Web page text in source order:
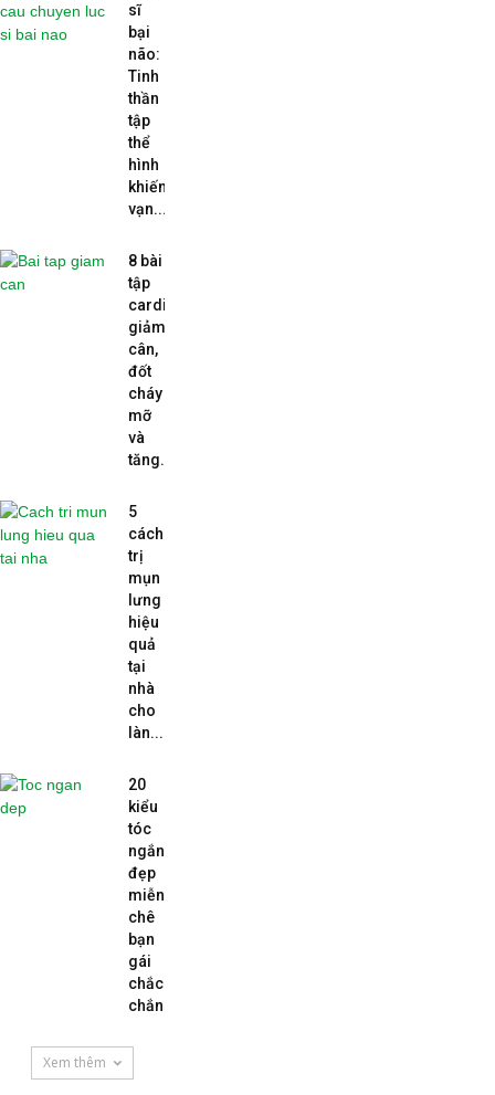
sĩ
bại
não:
Tinh
thần
tập
thể
hình
khiến
vạn...
8 bài
tập
cardio
giảm
cân,
đốt
cháy
mỡ
và
tăng...
5
cách
trị
mụn
lưng
hiệu
quả
tại
nhà
cho
làn...
20
kiểu
tóc
ngắn
đẹp
miễn
chê
bạn
gái
chắc
chắn...
Xem thêm